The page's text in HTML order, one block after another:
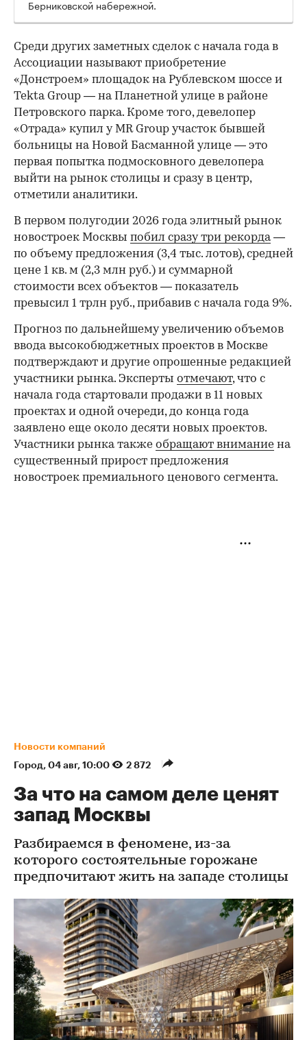
Берниковской набережной.
Среди других заметных сделок с начала года в
Ассоциации называют приобретение
«Донстроем» площадок на Рублевском шоссе и
Tekta Group — на Планетной улице в районе
Петровского парка. Кроме того, девелопер
«Отрада» купил у MR Group участок бывшей
больницы на Новой Басманной улице — это
первая попытка подмосковного девелопера
выйти на рынок столицы и сразу в центр,
отметили аналитики.
В первом полугодии 2026 года элитный рынок
новостроек Москвы побил сразу три рекорда—
по объему предложения (3,4 тыс. лотов), средней
цене 1 кв. м (2,3 млн руб.) и суммарной
стоимости всех объектов — показатель
превысил 1 трлн руб., прибавив с начала года 9%.
Прогноз по дальнейшему увеличению объемов
ввода высокобюджетных проектов в Москве
подтверждают и другие опрошенные редакцией
участники рынка. Эксперты отмечают, что с
начала года стартовали продажи в 11 новых
проектах и одной очереди, до конца года
заявлено еще около десяти новых проектов.
Участники рынка также обращают внимание на
существенный прирост предложения
новостроек премиального ценового сегмента.
Новости компаний
Город⁠, 04 авг, 10:00 2 872
За что на самом деле ценят
запад Москвы
Разбираемся в феномене, из-за
которого состоятельные горожане
предпочитают жить на западе столицы